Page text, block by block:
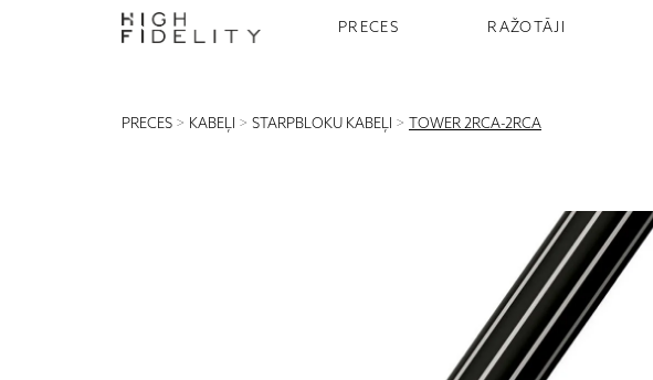
PRECES RAŽOTĀJI
PRECES > KABEĻI > STARPBLOKU KABEĻI > TOWER 2RCA-2RCA